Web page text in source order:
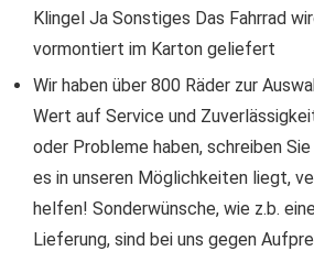
Klingel Ja Sonstiges Das Fahrrad
vormontiert im Karton geliefert
Wir haben über 800 Räder zur
Wert auf Service und
oder Probleme haben, schreiben
es in unseren Möglichkeiten liegt,
helfen! Sonderwünsche, wie z.b.
Lieferung, sind bei uns gegen